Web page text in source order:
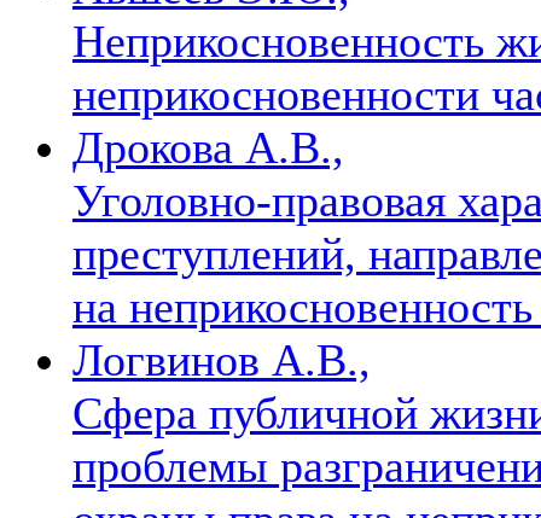
Неприкосновенность
неприкосновенности
Дрокова А.В.,
Уголовно-правовая
преступлений,
на
Логвинов А.В.,
Сфера публичной
проблемы